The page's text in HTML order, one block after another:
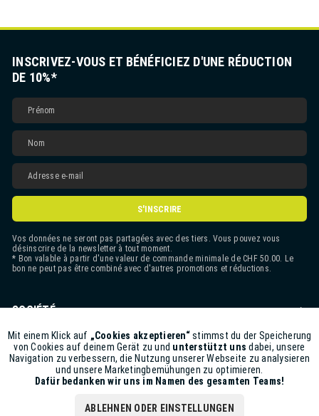
INSCRIVEZ-VOUS ET BÉNÉFICIEZ D'UNE RÉDUCTION
DE 10%*
S'INSCRIRE
Vos données ne seront pas partagées avec des tiers. Vous pouvez vous
désinscrire de la newsletter à tout moment.
* Bon valable à partir d'une valeur de commande minimale de CHF 50.00. Le
bon ne peut pas être combiné avec d'autres promotions et réductions.
SOCIÉTÉ
CONTACT
ASSISTANCE BOUTIQUE
INFORMATIONS
Funktionale Aktiv
Marketing Inaktiv
Mit einem Klick auf „Cookies akzeptieren“stimmst du der Speicherung
von Cookies auf deinem Gerät zu und unterstützt uns dabei, unsere
Navigation zu verbessern, die Nutzung unserer Webseite zu analysieren
und unsere Marketingbemühungen zu optimieren.
Dafür bedanken wir uns im Namen des gesamten Teams!
ABLEHNEN ODER EINSTELLUNGEN